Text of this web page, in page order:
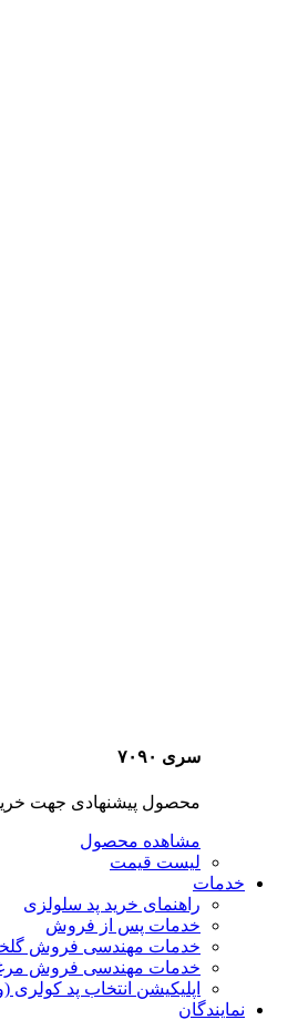
سری ۷۰۹۰
محصول پیشنهادی جهت
مشاهده محصول
لیست قیمت
خدمات
راهنمای خرید پد سلولزی
خدمات پس از فروش
خدمات مهندسی فروش
خدمات مهندسی فروش
اپلیکیشن انتخاب پد کولری
نمایندگان